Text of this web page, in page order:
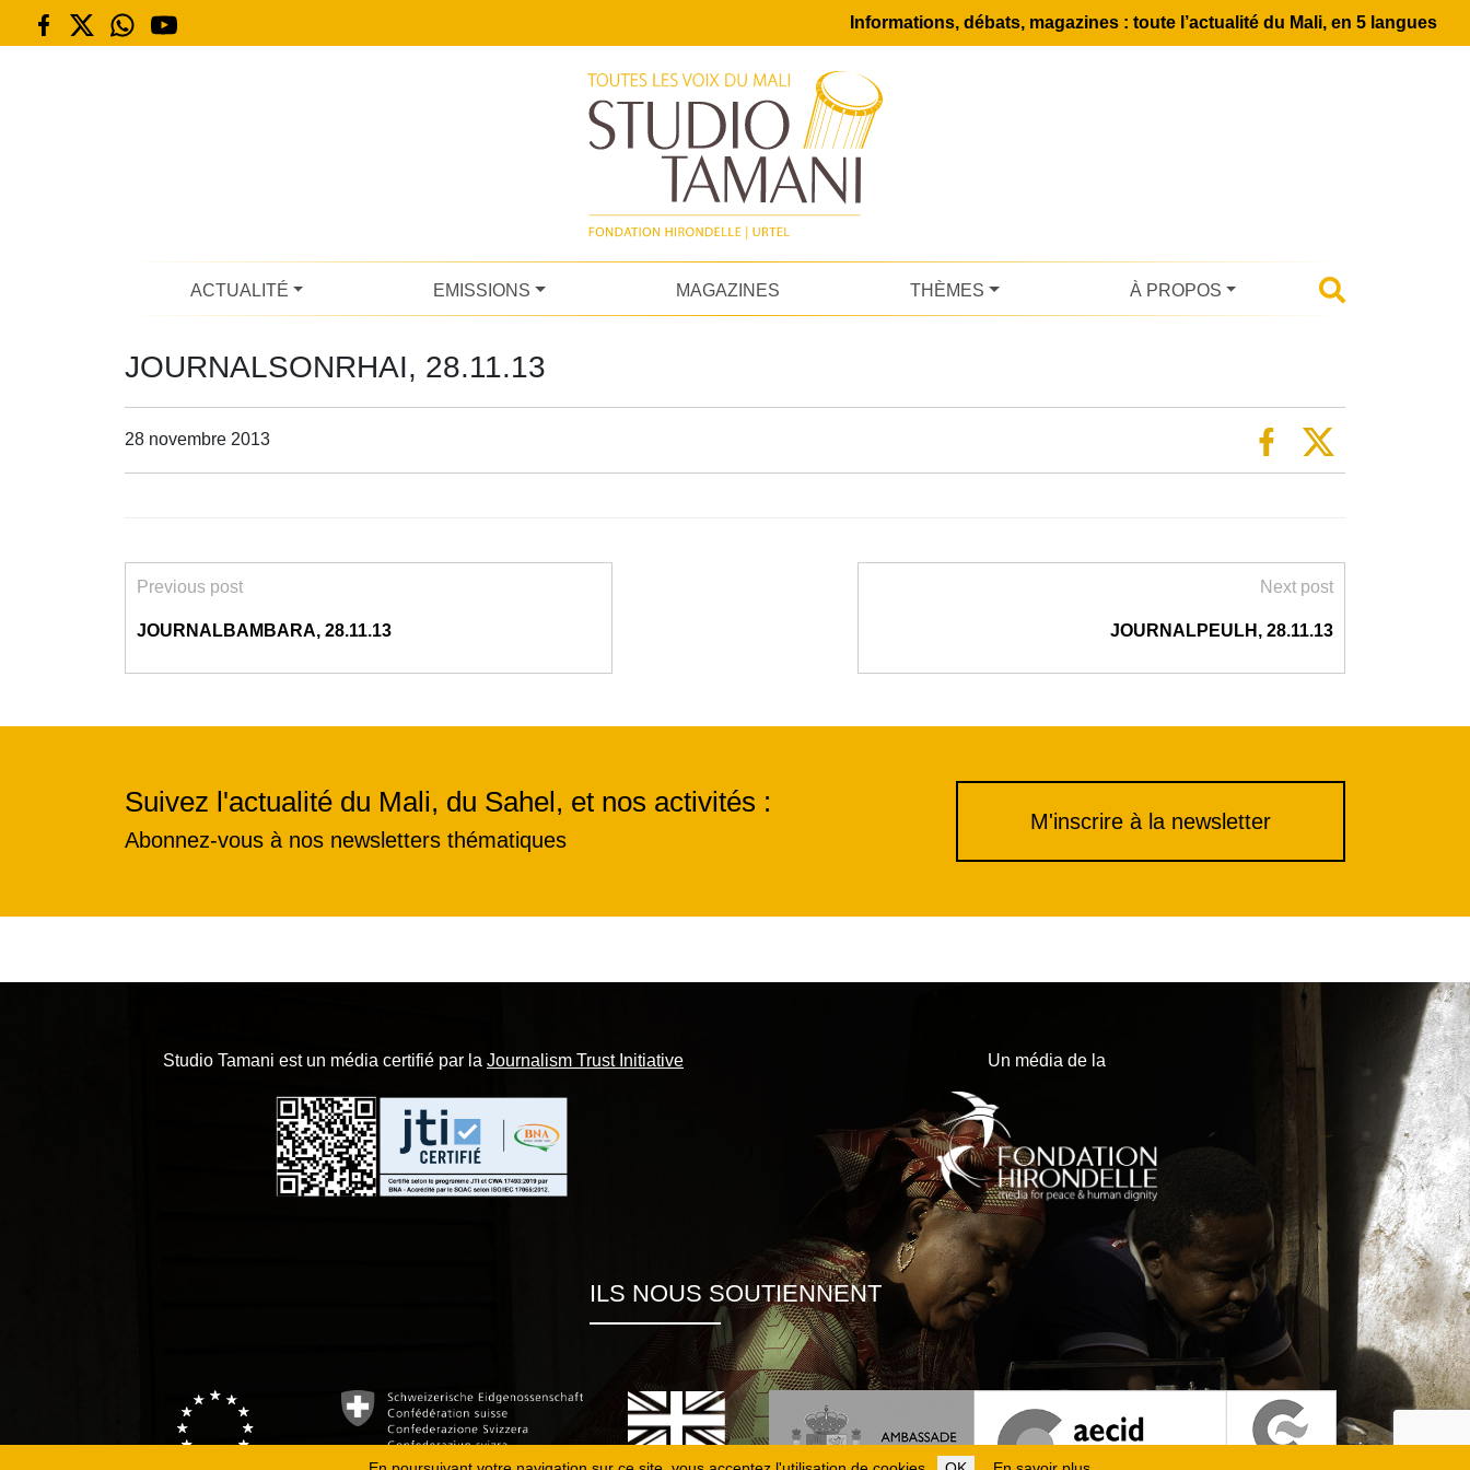
Informations, débats, magazines : toute l’actualité du Mali, en 5 langues
ACTUALITÉ EMISSIONS MAGAZINES THÈMES À PROPOS
JOURNALSONRHAI, 28.11.13
28 novembre 2013
Previous post
JOURNALBAMBARA, 28.11.13
Next post
JOURNALPEULH, 28.11.13
Suivez l'actualité du Mali, du Sahel, et nos activités :
Abonnez-vous à nos newsletters thématiques
M'inscrire à la newsletter
Studio Tamani est un média certifié par la Journalism Trust Initiative Un média de la
ILS NOUS SOUTIENNENT